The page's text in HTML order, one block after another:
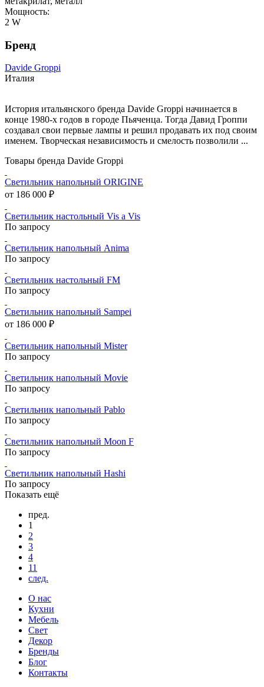
Мощность:
2 W
Бренд
Davide Groppi
Италия
История итальянского бренда Davide Groppi начинается в
конце 1980-х годов в городе Пьяченца. Тогда Давид Гроппи
создавал свои первые лампы и решил продавать их под своим
именем. Творческая независимость и смелость позволили ...
Товары бренда Davide Groppi
Светильник напольный ORIGINE
от 186 000 ₽
Светильник настольный Vis a Vis
По запросу
Светильник напольный Anima
По запросу
Светильник настольный FM
По запросу
Светильник напольный Sampei
от 186 000 ₽
Светильник напольный Mister
По запросу
Светильник напольный Movie
По запросу
Светильник напольный Pablo
По запросу
Светильник напольный Moon F
По запросу
Светильник напольный Hashi
По запросу
Показать ещё
пред.
1
2
3
4
11
след.
О нас
Кухни
Мебель
Свет
Декор
Бренды
Блог
Контакты